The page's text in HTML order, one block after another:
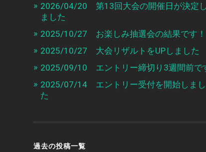
2026/04/20 第13回大会の開催日が決定し
ました
2025/10/27 お楽しみ抽選会の結果です！
2025/10/27 大会リザルトをUPしました
2025/09/10 エントリー締切り3週間前で
2025/07/14 エントリー受付を開始しまし
た
過去の投稿一覧